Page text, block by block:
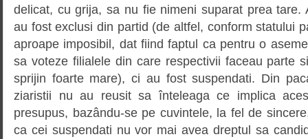
delicat, cu grija, sa nu fie nimeni suparat prea tare.
au fost exclusi din partid (de altfel, conform statului
aproape imposibil, dat fiind faptul ca pentru o
sa voteze filialele din care respectivii faceau parte
sprijin foarte mare), ci au fost suspendati. Din
ziaristii nu au reusit sa înteleaga ce implica
presupus, bazându-se pe cuvintele, la fel de
ca cei suspendati nu vor mai avea dreptul sa